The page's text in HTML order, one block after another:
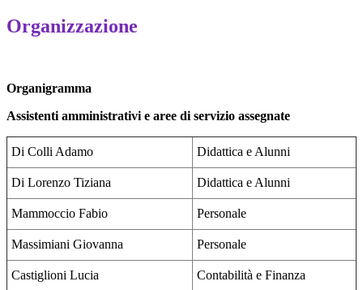
Organizzazione
Organigramma
Assistenti amministrativi e aree di servizio assegnate
Di Colli Adamo Didattica e Alunni
Di Lorenzo Tiziana Didattica e Alunni
Mammoccio Fabio Personale
Massimiani Giovanna Personale
Castiglioni Lucia Contabilità e Finanza